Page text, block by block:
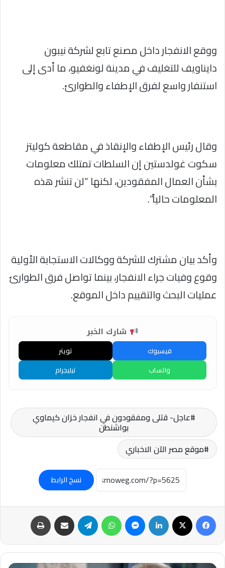
ووقع الانفجار داخل مصنع تابع لشركة نيبون
دايناويف للتغليف في مدينة لونغفيو، ما أدى إلى
استنفار واسع لفرق الإطفاء والطوارئ.
وقال رئيس الإطفاء والإنقاذ في مقاطعة كوليتز
سكوت غولدستين إن السلطات تمتلك معلومات
بشأن العمال المفقودين، لكنها “لن تنشر هذه
المعلومات حالياً”.
وأكد بيان مشترك للشركة ووكالات الاستجابة الأولية
وقوع وفيات جراء الانفجار، بينما تواصل فرق الطوارئ
عمليات البحث والتقييم داخل الموقع.
شارك الخبر
فيسبوك
تويتر
واتساب
تيليجرام
عاجل- قتلى ومفقودون في انفجار خزان كيماوي
بواشنطن
موقع مصر الآن الاخباري
نسخ الرابط
فيسبوك لينكدإن ماسنجر واتساب تيلقرام مشاركة عبر البريد